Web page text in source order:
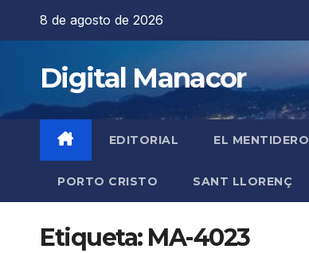
8 de agosto de 2026
Digital Manacor
EDITORIAL EL MENTIDERO
PORTO CRISTO SANT LLORENÇ
Etiqueta: MA-4023